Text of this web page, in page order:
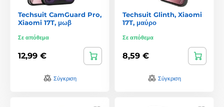
Techsuit CamGuard Pro,
Xiaomi 17T, μωβ
Σε απόθεμα
12,99 €
Σύγκριση
Techsuit Glinth, Xiaomi
17T, μαύρο
Σε απόθεμα
8,59 €
Σύγκριση